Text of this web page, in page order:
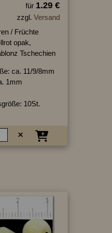
für 1.29 €
zzgl. Versand
/ Früchte
opak,
Tschechien
ca. 11/9/8mm
1mm
10St.